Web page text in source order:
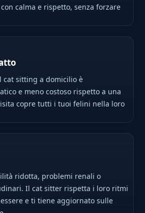
calma e rispetto, senza forzare
cat sitting a domicilio è
e meno costoso rispetto a una
copre tutti i tuoi felini nella loro
ridotta, problemi renali o
Il cat sitter rispetta i loro ritmi
e ti tiene aggiornato sulle